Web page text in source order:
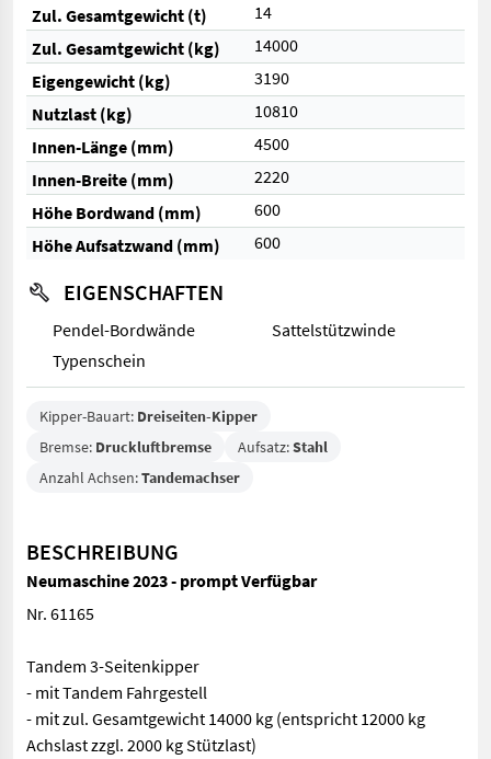
Zul. Gesamtgewicht (t)
14
Zul. Gesamtgewicht (kg)
14000
Eigengewicht (kg)
3190
Nutzlast (kg)
10810
Innen-Länge (mm)
4500
Innen-Breite (mm)
2220
Höhe Bordwand (mm)
600
Höhe Aufsatzwand (mm)
600
EIGENSCHAFTEN
Pendel-Bordwände
Sattelstützwinde
Typenschein
Kipper-Bauart: Dreiseiten-Kipper
Bremse: Druckluftbremse Aufsatz:Stahl
Anzahl Achsen:Tandemachser
BESCHREIBUNG
Neumaschine 2023 - prompt Verfügbar
Nr. 61165
Tandem 3-Seitenkipper
- mit Tandem Fahrgestell
- mit zul. Gesamtgewicht 14000 kg (entspricht 12000 kg
Achslast zzgl. 2000 kg Stützlast)